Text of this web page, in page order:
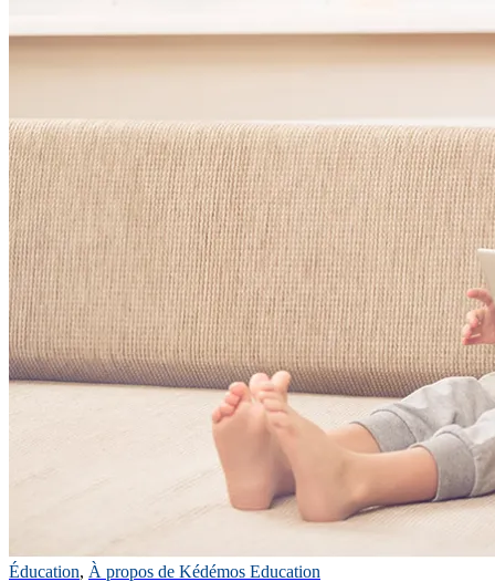
Éducation, À propos de Kédémos Education